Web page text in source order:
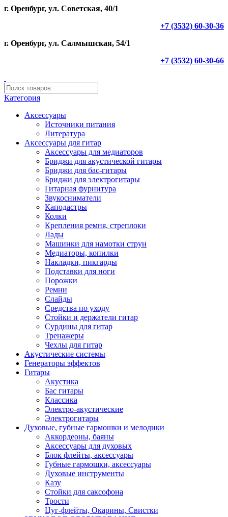
г. Оренбург, ул. Советская, 40/1
+7 (3532) 60-30-36
г. Оренбург, ул. Салмышская, 54/1
+7 (3532) 60-30-66
Категория
Аксессуары
Источники питания
Литература
Аксессуары для гитар
Аксессуары для медиаторов
Бриджи для акустической гитары
Бриджи для бас-гитары
Бриджи для электрогитары
Гитарная фурнитура
Звукосниматели
Каподастры
Колки
Крепления ремня, стреплоки
Лады
Машинки для намотки струн
Медиаторы, копилки
Накладки, пикгарды
Подставки для ноги
Порожки
Ремни
Слайды
Средства по уходу
Стойки и держатели гитар
Сурдины для гитар
Тренажеры
Чехлы для гитар
Акустические системы
Генераторы эффектов
Гитары
Акустика
Бас гитары
Классика
Электро-акустические
Электрогитары
Духовые, губные гармошки и мелодики
Аккордеоны, баяны
Аксессуары для духовых
Блок флейты, аксессуары
Губные гармошки, аксессуары
Духовые инструменты
Казу
Стойки для саксофона
Трости
Цуг-флейты, Окарины, Свистки